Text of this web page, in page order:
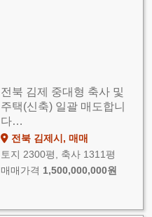
전북 김제 중대형 축사 및
주택(신축) 일괄 매도합니
다…
전북 김제시, 매매
토지 2300평, 축사 1311평
매매가격 1,500,000,000원